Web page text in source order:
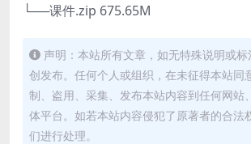
└──课件.zip 675.65M
声明：本站所有文章，如无特殊说明或
创发布。任何个人或组织，在未征得本站同
制、盗用、采集、发布本站内容到任何网站
体平台。如若本站内容侵犯了原著者的合法
们进行处理。